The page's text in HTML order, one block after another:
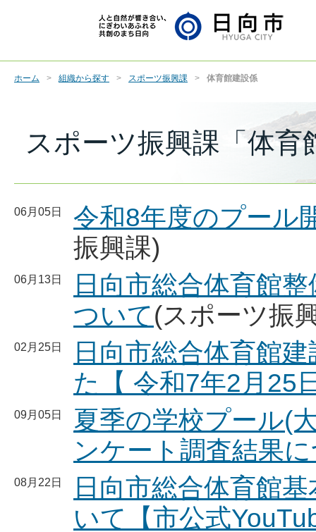
ホーム 組織から探す スポーツ振興課 体育館建設係
スポーツ振興課「体育
06月05日
令和8年度のプール
振興課)
06月13日
日向市総合体育館
ついて(スポーツ振
02月25日
日向市総合体育館
た【 令和7年2月25
09月05日
夏季の学校プール(
ンケート調査結果
08月22日
日向市総合体育館
いて【市公式